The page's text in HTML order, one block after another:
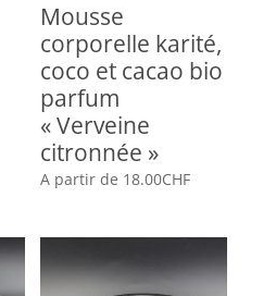
Mousse
corporelle karité,
coco et cacao bio
parfum
« Verveine
citronnée »
A partir de 18.00CHF